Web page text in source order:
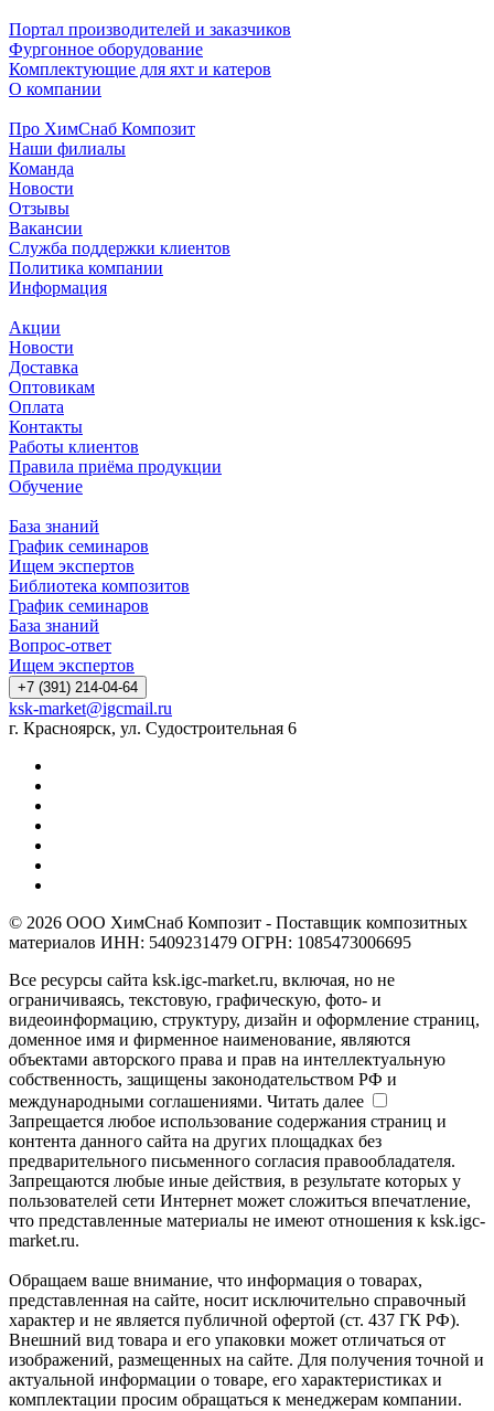
Портал производителей и заказчиков
Фургонное оборудование
Комплектующие для яхт и катеров
О компании
Про ХимСнаб Композит
Наши филиалы
Команда
Новости
Отзывы
Вакансии
Служба поддержки клиентов
Политика компании
Информация
Акции
Новости
Доставка
Оптовикам
Оплата
Контакты
Работы клиентов
Правила приёма продукции
Обучение
База знаний
График семинаров
Ищем экспертов
Библиотека композитов
График семинаров
База знаний
Вопрос-ответ
Ищем экспертов
+7 (391) 214-04-64
ksk-market@igcmail.ru
г. Красноярск, ул. Судостроительная 6
© 2026 ООО ХимСнаб Композит - Поставщик композитных
материалов ИНН: 5409231479 ОГРН: 1085473006695
Все ресурсы сайта ksk.igc-market.ru, включая, но не
ограничиваясь, текстовую, графическую, фото- и
видеоинформацию, структуру, дизайн и оформление страниц,
доменное имя и фирменное наименование, являются
объектами авторского права и прав на интеллектуальную
собственность, защищены законодательством РФ и
международными соглашениями. Читать далее
Запрещается любое использование содержания страниц и
контента данного сайта на других площадках без
предварительного письменного согласия правообладателя.
Запрещаются любые иные действия, в результате которых у
пользователей сети Интернет может сложиться впечатление,
что представленные материалы не имеют отношения к ksk.igc-
market.ru.
Обращаем ваше внимание, что информация о товарах,
представленная на сайте, носит исключительно справочный
характер и не является публичной офертой (ст. 437 ГК РФ).
Внешний вид товара и его упаковки может отличаться от
изображений, размещенных на сайте. Для получения точной и
актуальной информации о товаре, его характеристиках и
комплектации просим обращаться к менеджерам компании.